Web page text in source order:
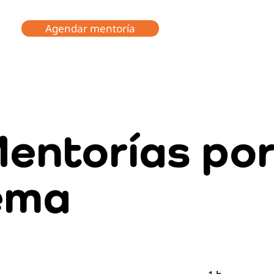
Agendar mentoría